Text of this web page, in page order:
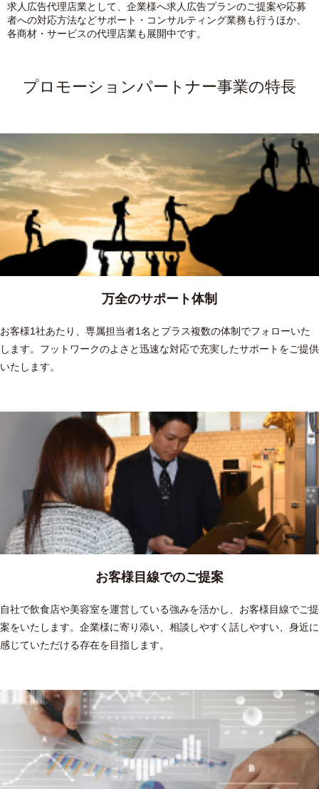
求人広告代理店業として、企業様へ求人広告プランのご提案や応募
者への対応方法などサポート・コンサルティング業務も行うほか、
各商材・サービスの代理店業も展開中です。
プロモーションパートナー事業の特長
万全のサポート体制
お客様1社あたり、専属担当者1名とプラス複数の体制でフォローいた
します。フットワークのよさと迅速な対応で充実したサポートをご提供
いたします。
お客様目線でのご提案
自社で飲食店や美容室を運営している強みを活かし、お客様目線でご提
案をいたします。企業様に寄り添い、相談しやすく話しやすい、身近に
感じていただける存在を目指します。